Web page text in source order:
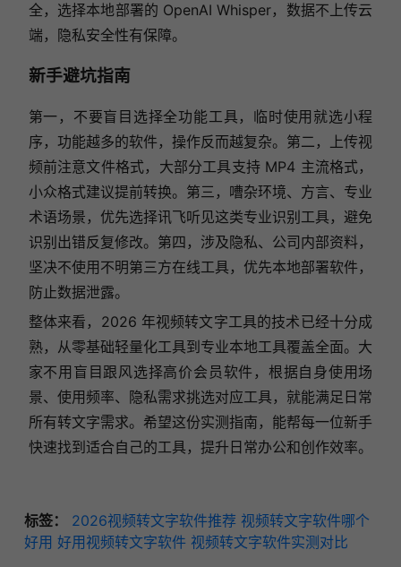
全，选择本地部署的 OpenAI Whisper，数据不上传云
端，隐私安全性有保障。
新手避坑指南
第一，不要盲目选择全功能工具，临时使用就选小程
序，功能越多的软件，操作反而越复杂。第二，上传视
频前注意文件格式，大部分工具支持 MP4 主流格式，
小众格式建议提前转换。第三，嘈杂环境、方言、专业
术语场景，优先选择讯飞听见这类专业识别工具，避免
识别出错反复修改。第四，涉及隐私、公司内部资料，
坚决不使用不明第三方在线工具，优先本地部署软件，
防止数据泄露。
整体来看，2026 年视频转文字工具的技术已经十分成
熟，从零基础轻量化工具到专业本地工具覆盖全面。大
家不用盲目跟风选择高价会员软件，根据自身使用场
景、使用频率、隐私需求挑选对应工具，就能满足日常
所有转文字需求。希望这份实测指南，能帮每一位新手
快速找到适合自己的工具，提升日常办公和创作效率。
标签： 2026视频转文字软件推荐 视频转文字软件哪个
好用 好用视频转文字软件 视频转文字软件实测对比